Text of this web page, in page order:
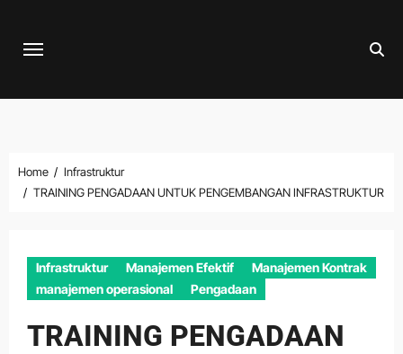
Home
Infrastruktur
TRAINING PENGADAAN UNTUK PENGEMBANGAN INFRASTRUKTUR
Infrastruktur Manajemen Efektif
Manajemen Kontrak
manajemen operasional
Pengadaan
TRAINING PENGADAAN